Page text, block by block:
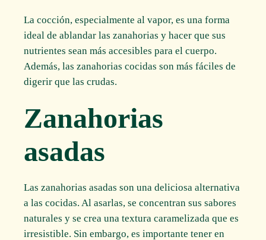
La cocción, especialmente al vapor, es una forma
ideal de ablandar las zanahorias y hacer que sus
nutrientes sean más accesibles para el cuerpo.
Además, las zanahorias cocidas son más fáciles de
digerir que las crudas.
Zanahorias
asadas
Las zanahorias asadas son una deliciosa alternativa
a las cocidas. Al asarlas, se concentran sus sabores
naturales y se crea una textura caramelizada que es
irresistible. Sin embargo, es importante tener en